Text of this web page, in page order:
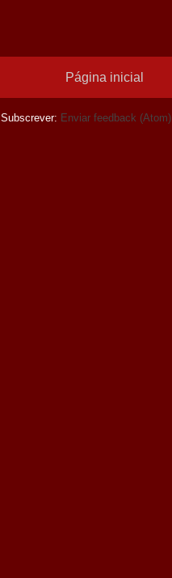
Página inicial
Subscrever: Enviar feedback (Atom)